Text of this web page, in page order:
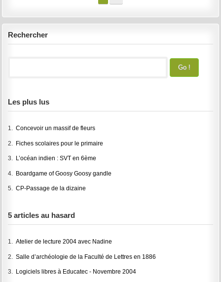
Rechercher
Les plus lus
1.Concevoir un massif de fleurs
2. Fiches scolaires pour le primaire
3. L’océan indien : SVT en 6ème
4. Boardgame of Goosy Goosy gandle
5.CP-Passage de la dizaine
5 articles au hasard
1.Atelier de lecture 2004 avec Nadine
2.Salle d’archéologie de la Faculté de Lettres en 1886
3. Logiciels libres à Educatec - Novembre 2004